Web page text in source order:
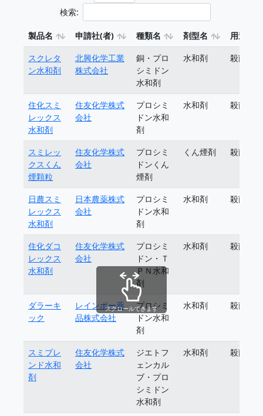
検索:
製品名 申請社(者) 種類名 剤型名
用途
スクレタ
ン水和剤
北興化学工業
株式会社
銅・プロ
シミドン
水和剤
水和剤 殺菌剤
住化スミ
レックス
水和剤
住友化学株式
会社
プロシミ
ドン水和
剤
水和剤 殺菌剤
スミレッ
クスくん
煙顆粒
住友化学株式
会社
プロシミ
ドンくん
煙剤
くん煙剤 殺菌剤
日農スミ
レックス
水和剤
日本農薬株式
会社
プロシミ
ドン水和
剤
水和剤 殺菌剤
住化ダコ
レックス
水和剤
住友化学株式
会社
プロシミ
ドン・Ｔ
ＰＮ水和
剤
水和剤 殺菌剤
ダラーキ
ック
レインボー薬
品株式会社
プロシミ
ドン水和
剤
水和剤 殺菌剤
スミブレ
ンド水和
剤
住友化学株式
会社
ジエトフ
ェンカル
ブ・プロ
シミドン
水和剤
水和剤 殺菌剤
スクロールできます